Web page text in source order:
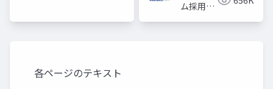
ム採用担
各ページのテキスト